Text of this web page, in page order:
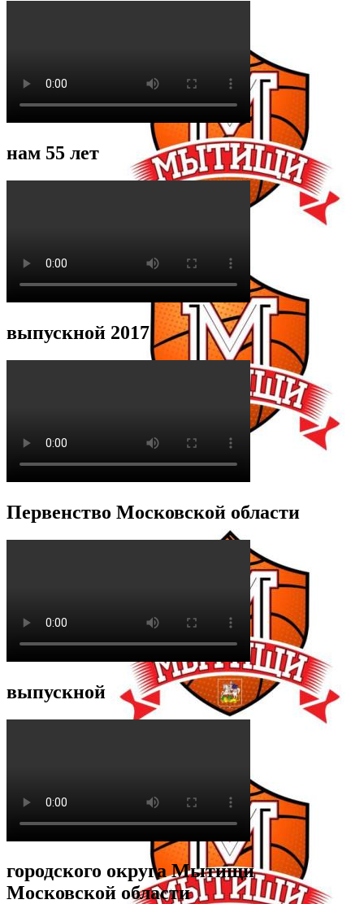
нам 55 лет
выпускной 2017
Первенство Московской области
выпускной
городского округа Мытищи
Московской области